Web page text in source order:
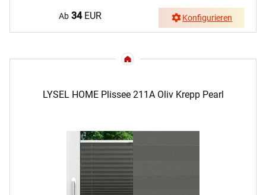
Ab 34EUR Konfigurieren
LYSEL HOME Plissee 211A Oliv Krepp Pearl